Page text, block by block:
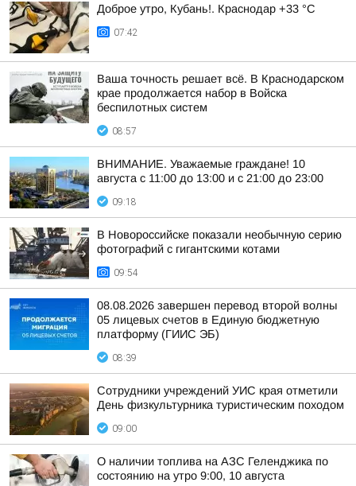
Доброе утро, Кубань!. Краснодар +33 °С
07:42
Ваша точность решает всё. В Краснодарском
крае продолжается набор в Войска
беспилотных систем
08:57
ВНИМАНИЕ. Уважаемые граждане! 10
августа с 11:00 до 13:00 и с 21:00 до 23:00
09:18
В Новороссийске показали необычную серию
фотографий с гигантскими котами
09:54
08.08.2026 завершен перевод второй волны
05 лицевых счетов в Единую бюджетную
платформу (ГИИС ЭБ)
08:39
Сотрудники учреждений УИС края отметили
День физкультурника туристическим походом
09:00
О наличии топлива на АЗС Геленджика по
состоянию на утро 9:00, 10 августа